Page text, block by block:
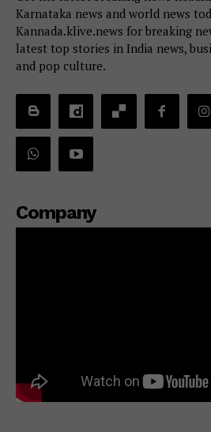
Karnataka news and world news
Kannada.klive.news for breaking
latest top stories in India news,
and pop culture.
Company